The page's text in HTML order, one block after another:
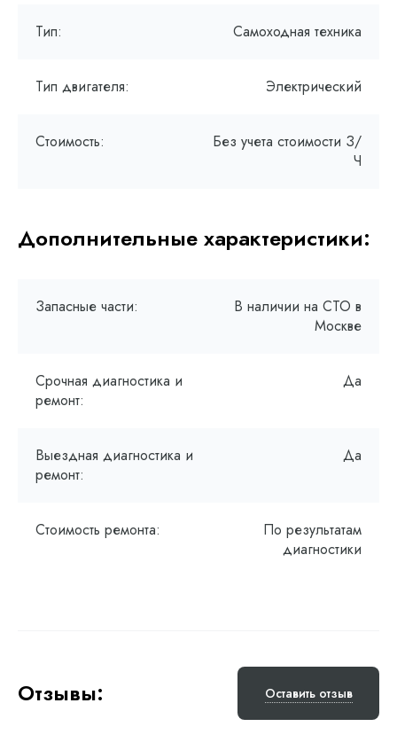
Тип: Самоходная техника
Тип двигателя: Электрический
Стоимость:
Без учета стоимости З/
Ч
Дополнительные характеристики:
Запасные части:
В наличии на СТО в
Москве
Срочная диагностика и
ремонт:
Да
Выездная диагностика и
ремонт:
Да
Стоимость ремонта:
По результатам
диагностики
Отзывы: Оставить отзыв